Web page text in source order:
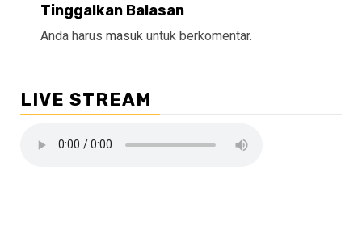
Tinggalkan Balasan
Anda harus masuk untuk berkomentar.
LIVE STREAM